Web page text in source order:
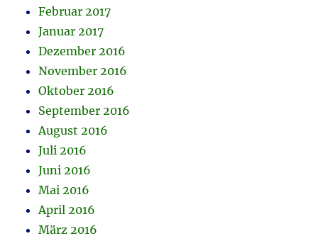
Februar 2017
Januar 2017
Dezember 2016
November 2016
Oktober 2016
September 2016
August 2016
Juli 2016
Juni 2016
Mai 2016
April 2016
März 2016